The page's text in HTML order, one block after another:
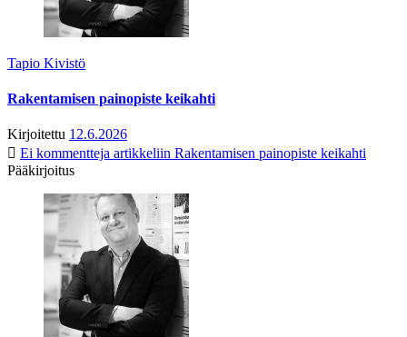
Tapio Kivistö
Rakentamisen painopiste keikahti
Kirjoitettu 12.6.2026
Ei kommentteja artikkeliin Rakentamisen painopiste keikahti
Pääkirjoitus